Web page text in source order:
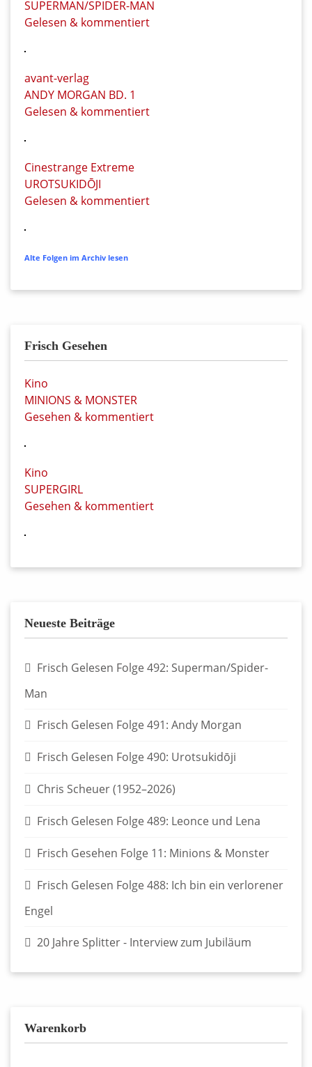
SUPERMAN/SPIDER-MAN
Gelesen & kommentiert
avant-verlag
ANDY MORGAN BD. 1
Gelesen & kommentiert
Cinestrange Extreme
UROTSUKIDŌJI
Gelesen & kommentiert
Alte Folgen im Archiv lesen
Frisch Gesehen
Kino
MINIONS & MONSTER
Gesehen & kommentiert
Kino
SUPERGIRL
Gesehen & kommentiert
Neueste Beiträge
Frisch Gelesen Folge 492: Superman/Spider-
Man
Frisch Gelesen Folge 491: Andy Morgan
Frisch Gelesen Folge 490: Urotsukidōji
Chris Scheuer (1952–2026)
Frisch Gelesen Folge 489: Leonce und Lena
Frisch Gesehen Folge 11: Minions & Monster
Frisch Gelesen Folge 488: Ich bin ein verlorener
Engel
20 Jahre Splitter - Interview zum Jubiläum
Warenkorb